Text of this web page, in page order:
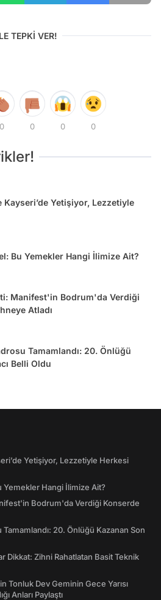
TEPKİ VER!
0 0 0 0
Kayseri’de Yetişiyor, Lezzetiyle
Bu Yemekler Hangi İlimize Ait?
Manifest'in Bodrum'da Verdiği
Atladı
Tamamlandı: 20. Önlüğü
Belli Oldu
Yetişiyor, Lezzetiyle Herkesi
Hangi İlimize Ait?
Bodrum'da Verdiği Konserde
20. Önlüğü Kazanan Son
Dikkat: Zihni Rahatlatan Basit Teknik
Tonluk Dev Geminin Gece Yarısı
Anları Paylaştı